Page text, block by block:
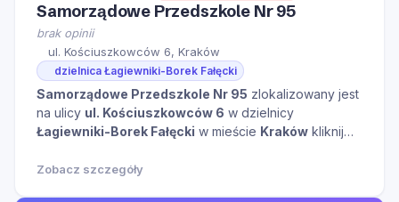
Samorządowe Przedszkole Nr 95
brak opinii
ul. Kościuszkowców 6, Kraków
dzielnica Łagiewniki-Borek Fałęcki
Samorządowe Przedszkole Nr 95 zlokalizowany jest
na ulicy ul. Kościuszkowców 6 w dzielnicy
Łagiewniki-Borek Fałęcki w mieście Kraków kliknij
Zobacz szczegóły